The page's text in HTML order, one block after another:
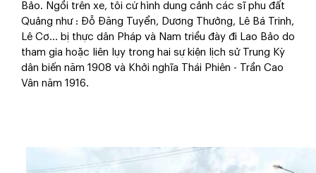
Bảo. Ngồi trên xe, tôi cứ hình dung cảnh các sĩ phu đất
Quảng như : Đỗ Đăng Tuyển, Dương Thưởng, Lê Bá Trinh,
Lê Cơ... bị thực dân Pháp và Nam triều đày đi Lao Bảo do
tham gia hoặc liên lụy trong hai sự kiện lịch sử Trung Kỳ
dân biến năm 1908 và Khởi nghĩa Thái Phiên - Trần Cao
Vân năm 1916.